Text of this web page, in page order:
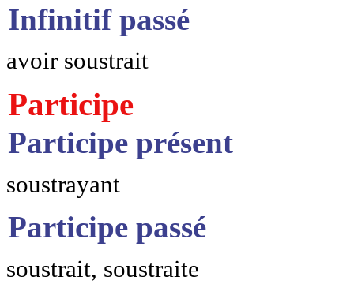
Infinitif passé
avoir soustrait
Participe
Participe présent
soustrayant
Participe passé
soustrait, soustraite